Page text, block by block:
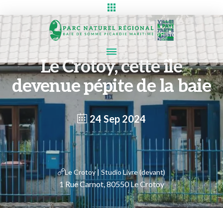
Le Crotoy, cette île
devenue pépite de la baie
24 Sep 2024
Le Crotoy | Studio Livre (devant)
1 Rue Carnot, 80550 Le Crotoy